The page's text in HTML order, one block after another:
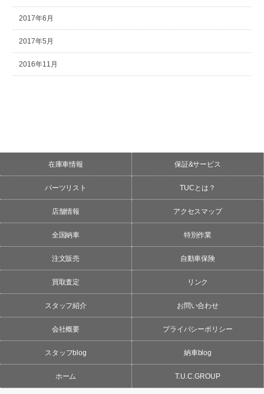
2017年6月
2017年5月
2016年11月
在庫車情報 保証&サービス
パーツリスト TUCとは？
店舗情報 アクセスマップ
全国納車 特別作業
注文販売 自動車保険
買取査定 リンク
スタッフ紹介 お問い合わせ
会社概要 プライバシーポリシー
スタッフblog 納車blog
ホーム T.U.C.GROUP